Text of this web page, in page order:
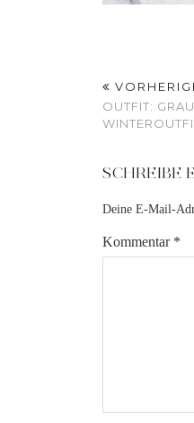
OUTFIT:
SCHREIBE
Deine E-Mail-
Kommentar *